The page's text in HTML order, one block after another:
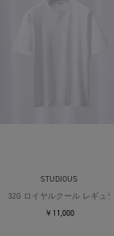
STUDIOUS
32G ロイヤルクール レギュ
￥11,000